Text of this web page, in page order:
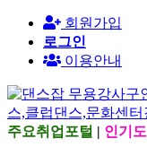
회원가입
로그인
이용안내
주요취업포털 | 인기도